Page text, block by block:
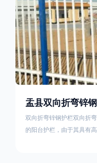
盂县双向折弯锌
双向折弯锌钢护栏双向折
的阳台护栏，由于其具有